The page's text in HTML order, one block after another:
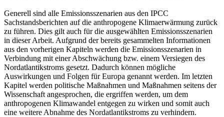
Generell sind alle Emissionsszenarien aus den IPCC
Sachstandsberichten auf die anthropogene Klimaerwärmung zurück
zu führen. Dies gilt auch für die ausgewählten Emissionsszenarien
in dieser Arbeit. Aufgrund der bereits gesammelten Informationen
aus den vorherigen Kapiteln werden die Emissionsszenarien in
Verbindung mit einer Abschwächung bzw. einem Versiegen des
Nordatlantikstroms gesetzt. Dadurch können mögliche
Auswirkungen und Folgen für Europa genannt werden. Im letzten
Kapitel werden politische Maßnahmen und Maßnahmen seitens der
Wissenschaft angesprochen, die ergriffen werden, um dem
anthropogenen Klimawandel entgegen zu wirken und somit auch
eine weitere Abnahme des Nordatlantikstroms zu verhindern.